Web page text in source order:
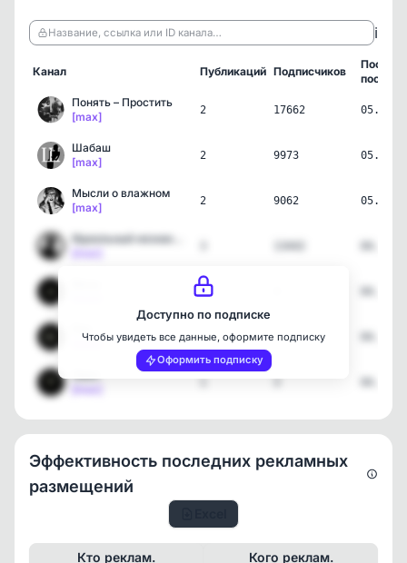
Название, ссылка или ID канала… ℹ️
Канал Публикаций Подписчиков
пост
Понять – Простить
[max]
2 17662
Шабаш
[max]
2 9973
Мысли о влажном
[max]
2 9062
1
[max]
1 3
1 3
Доступно по подписке
Чтобы увидеть все данные, оформите подписку
Оформить подписку
Эффективность последних рекламных
размещений
Кто реклам. Кого реклам.